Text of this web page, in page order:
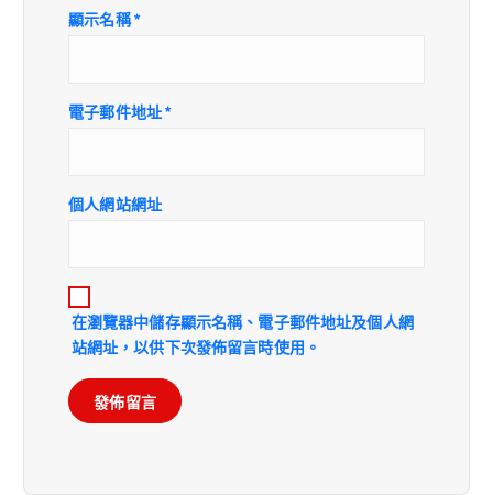
顯示名稱*
電子郵件地址*
個人網站網址
在瀏覽器中儲存顯示名稱、電子郵件地址及個人網
站網址，以供下次發佈留言時使用。